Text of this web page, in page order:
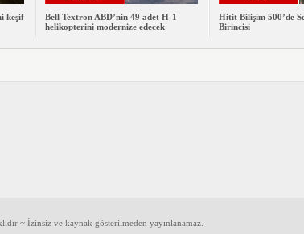
keşif
Bell Textron ABD’nin 49 adet H-1
helikopterini modernize edecek
Hitit Bilişim 500’de
Birincisi
~ İzinsiz ve kaynak gösterilmeden yayınlanamaz.